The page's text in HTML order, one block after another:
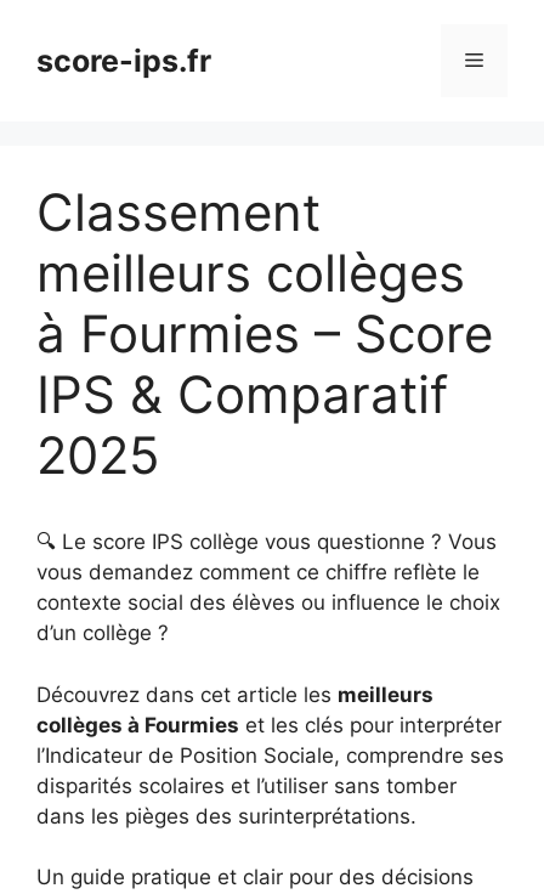
contenuscore-ips.fr Menu
Classement
meilleurs collèges
à Fourmies – Score
IPS & Comparatif
2025
🔍 Le score IPS collège vous questionne ? Vous
vous demandez comment ce chiffre reflète le
contexte social des élèves ou influence le choix
d’un collège ?
Découvrez dans cet article les meilleurs
collèges à Fourmies et les clés pour interpréter
l’Indicateur de Position Sociale, comprendre ses
disparités scolaires et l’utiliser sans tomber
dans les pièges des surinterprétations.
Un guide pratique et clair pour des décisions